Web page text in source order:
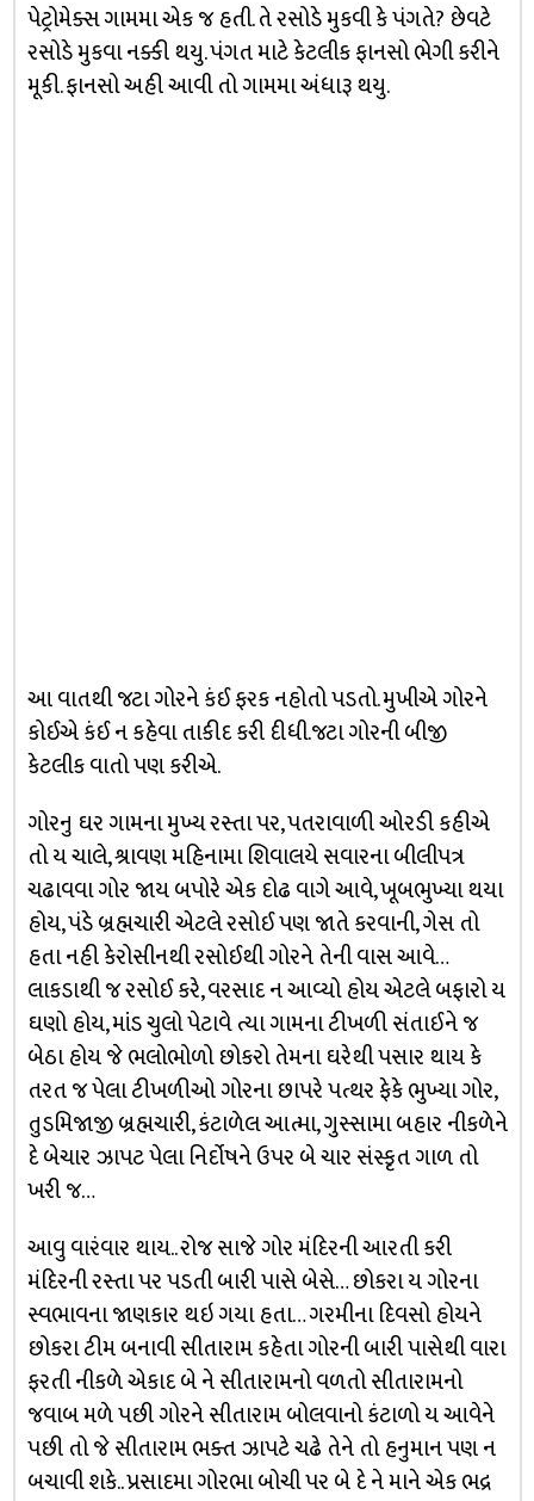
પેટ્રોમેક્સ ગામમા એક જ હતી. તે રસોડે મુકવી કે પંગતે? છેવટે
રસોડે મુકવા નક્કી થયુ. પંગત માટે કેટલીક ફાનસો ભેગી કરીને
મૂકી. ફાનસો અહી આવી તો ગામમા અંધારૂ થયુ.
આ વાતથી જટા ગોરને કંઈ ફરક નહોતો પડતો. મુખીએ ગોરને
કોઈએ કંઈ ન કહેવા તાકીદ કરી દીધી.જટા ગોરની બીજી
કેટલીક વાતો પણ કરીએ.
ગોરનુ ઘર ગામના મુખ્ય રસ્તા પર, પતરાવાળી ઓરડી કહીએ
તો ય ચાલે, શ્રાવણ મહિનામા શિવાલયે સવારના બીલીપત્ર
ચઢાવવા ગોર જાય બપોરે એક દોઢ વાગે આવે, ખૂબભુખ્યા થયા
હોય, પંડે બ્રહ્મચારી એટલે રસોઈ પણ જાતે કરવાની, ગેસ તો
હતા નહી કેરોસીનથી રસોઈથી ગોરને તેની વાસ આવે…
લાકડાથી જ રસોઈ કરે, વરસાદ ન આવ્યો હોય એટલે બફારો ય
ઘણો હોય, માંડ ચુલો પેટાવે ત્યા ગામના ટીખળી સંતાઈને જ
બેઠા હોય જે ભલોભોળો છોકરો તેમના ઘરેથી પસાર થાય કે
તરત જ પેલા ટીખળીઓ ગોરના છાપરે પત્થર ફેકે ભુખ્યા ગોર,
તુડમિજાજી બ્રહ્મચારી, કંટાળેલ આત્મા, ગુસ્સામા બહાર નીકળેને
દે બેચાર ઝાપટ પેલા નિર્દોષને ઉપર બે ચાર સંસ્કૃત ગાળ તો
ખરી જ…
આવુ વારંવાર થાય.. રોજ સાજે ગોર મંદિરની આરતી કરી
મંદિરની રસ્તા પર પડતી બારી પાસે બેસે… છોકરા ય ગોરના
સ્વભાવના જાણકાર થઇ ગયા હતા… ગરમીના દિવસો હોયને
છોકરા ટીમ બનાવી સીતારામ કહેતા ગોરની બારી પાસેથી વારા
ફરતી નીકળે એકાદ બે ને સીતારામનો વળતો સીતારામનો
જવાબ મળે પછી ગોરને સીતારામ બોલવાનો કંટાળો ય આવેને
પછી તો જે સીતારામ ભક્ત ઝાપટે ચઢે તેને તો હનુમાન પણ ન
બચાવી શકે.. પ્રસાદમા ગોરભા બોચી પર બે દે ને માને એક ભદ્ર